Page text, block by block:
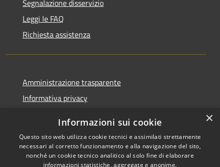
Segnalazione disservizio
Leggi le FAQ
Richiesta assistenza
Amministrazione trasparente
Informativa privacy
Dichiarazione di accessibilità
×
Informazioni sui cookie
Questo sito web utilizza cookie tecnici e assimilati strettamente
necessari al corretto funzionamento e alla navigazione del sito,
nonché un cookie tecnico analitico al solo fine di elaborare
informazioni statistiche, aggregate e anonime.